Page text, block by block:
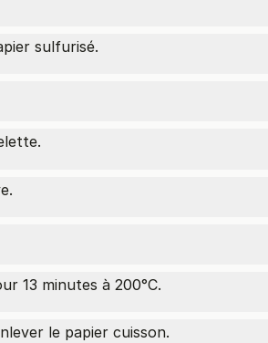
sulfurisé.
13 minutes à 200°C.
le papier cuisson.